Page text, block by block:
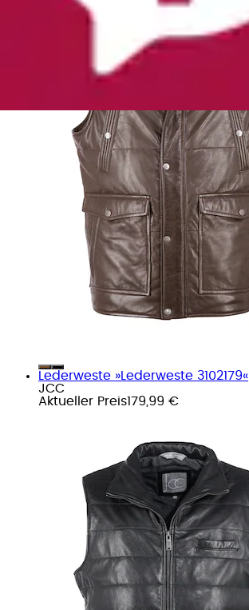
Lederweste »Lederweste 3102179«
JCC
Aktueller Preis179,99 €